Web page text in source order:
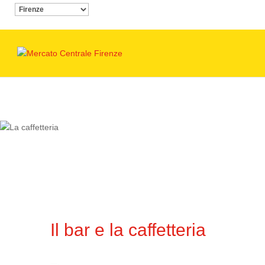
Il bar e la caffetteria